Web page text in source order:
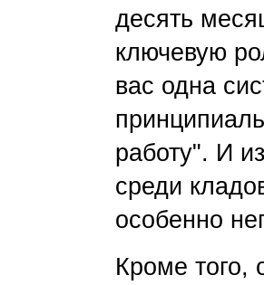
десять
ключевую
вас одна
работу". И
среди
особенно
Кроме того,